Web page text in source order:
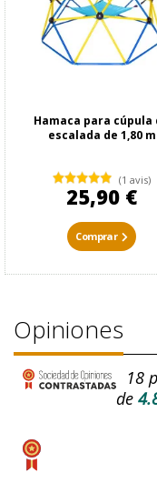
Hamaca para cúpula
escalada de 1,80 m
(1 avis)
25,90 €
Comprar
Opiniones
18
de